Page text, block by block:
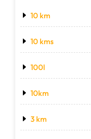
10 km
10 kms
100l
10km
3 km